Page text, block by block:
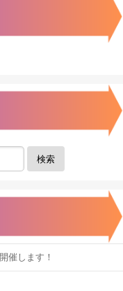
検索
催します！